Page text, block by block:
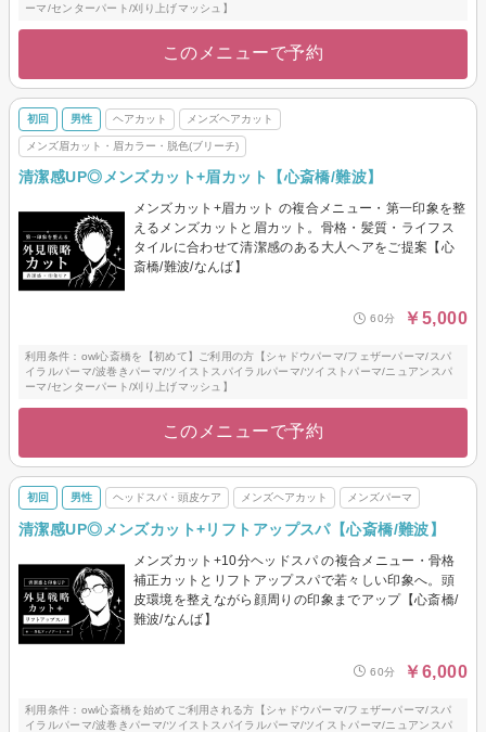
ーマ/センターパート/刈り上げマッシュ】
このメニューで予約
初回 男性 ヘアカット メンズヘアカット
メンズ眉カット・眉カラー・脱色(ブリーチ)
清潔感UP◎メンズカット+眉カット【心斎橋/難波】
メンズカット+眉カット の複合メニュー・第一印象を整
えるメンズカットと眉カット。骨格・髪質・ライフス
タイルに合わせて清潔感のある大人ヘアをご提案【心
斎橋/難波/なんば】
60分 ￥5,000
利用条件：owl心斎橋を【初めて】ご利用の方【シャドウパーマ/フェザーパーマ/スパ
イラルパーマ/波巻きパーマ/ツイストスパイラルパーマ/ツイストパーマ/ニュアンスパ
ーマ/センターパート/刈り上げマッシュ】
このメニューで予約
初回 男性 ヘッドスパ・頭皮ケア メンズヘアカット メンズパーマ
清潔感UP◎メンズカット+リフトアップスパ【心斎橋/難波】
メンズカット+10分ヘッドスパ の複合メニュー・骨格
補正カットとリフトアップスパで若々しい印象へ。頭
皮環境を整えながら顔周りの印象までアップ【心斎橋/
難波/なんば】
60分 ￥6,000
利用条件：owl心斎橋を始めてご利用される方【シャドウパーマ/フェザーパーマ/スパ
イラルパーマ/波巻きパーマ/ツイストスパイラルパーマ/ツイストパーマ/ニュアンスパ